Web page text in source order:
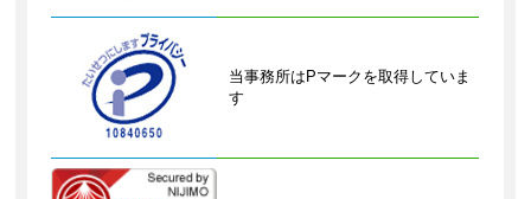
当事務所はPマークを取得していま
す